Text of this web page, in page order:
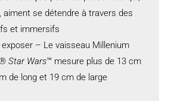
aiment se détendre à travers des
et immersifs
– Le vaisseau Millenium
Star Wars™ mesure plus de 13 cm
de long et 19 cm de large